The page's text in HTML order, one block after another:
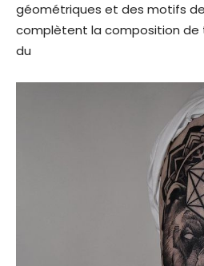
géométriques et des motifs
complètent la composition de
du